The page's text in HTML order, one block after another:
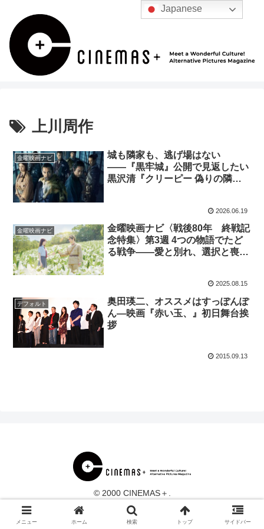
上川周作
金曜映画ナビ
城も隣家も、逃げ場はない
――『黒牢城』公開で見返したい
黒沢清『クリーピー 偽りの隣
2026.06.19
金曜映画ナビ
金曜映画ナビ〈戦後80年 終戦記
念特集〉第3週 4つの物語でたど
る戦争——愛と別れ、選択と喪
2025.08.15
デフォルト
奥田瑛二、オススメはすっぽんぽ
ん―映画『赤い玉、』初日舞台挨
拶
2015.09.13
© 2000 CINEMAS＋.
メニュー ホーム 検索 トップ サイドバー
Japanese